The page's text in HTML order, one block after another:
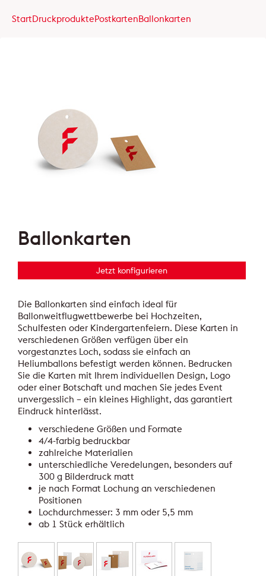
StartDruckproduktePostkartenBallonkarten
Ballonkarten
Jetzt konfigurieren
Die Ballonkarten sind einfach ideal für
Ballonweitflugwettbewerbe bei Hochzeiten,
Schulfesten oder Kindergartenfeiern. Diese Karten in
verschiedenen Größen verfügen über ein
vorgestanztes Loch, sodass sie einfach an
Heliumballons befestigt werden können. Bedrucken
Sie die Karten mit Ihrem individuellen Design, Logo
oder einer Botschaft und machen Sie jedes Event
unvergesslich – ein kleines Highlight, das garantiert
Eindruck hinterlässt.
verschiedene Größen und Formate
4/4-farbig bedruckbar
zahlreiche Materialien
unterschiedliche Veredelungen, besonders auf
300 g Bilderdruck matt
je nach Format Lochung an verschiedenen
Positionen
Lochdurchmesser: 3 mm oder 5,5 mm
ab 1 Stück erhältlich